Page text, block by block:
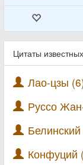
Цитаты
Лао-цзы
Руссо
Конфуций